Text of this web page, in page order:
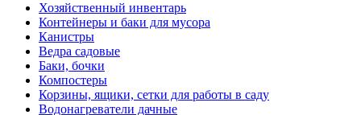
Хозяйственный инвентарь
Контейнеры и баки для мусора
Канистры
Ведра садовые
Баки, бочки
Компостеры
Корзины, ящики, сетки для работы в саду
Водонагреватели дачные